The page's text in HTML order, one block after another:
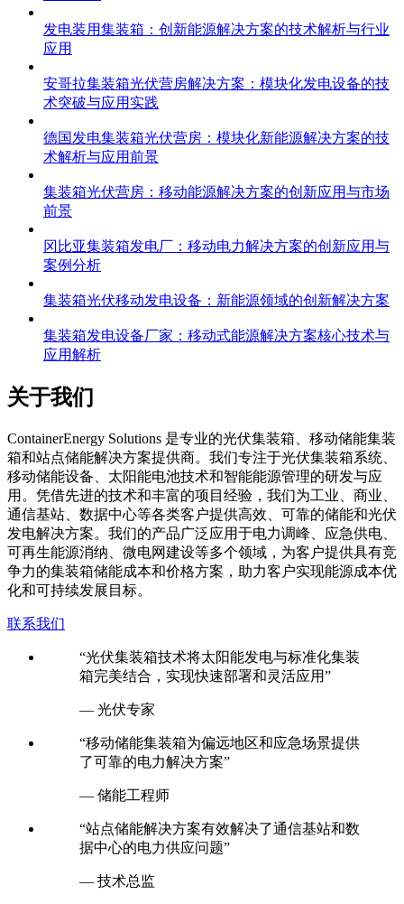
发电装用集装箱：创新能源解决方案的技术解析与行业
应用
安哥拉集装箱光伏营房解决方案：模块化发电设备的技
术突破与应用实践
德国发电集装箱光伏营房：模块化新能源解决方案的技
术解析与应用前景
集装箱光伏营房：移动能源解决方案的创新应用与市场
前景
冈比亚集装箱发电厂：移动电力解决方案的创新应用与
案例分析
集装箱光伏移动发电设备：新能源领域的创新解决方案
集装箱发电设备厂家：移动式能源解决方案核心技术与
应用解析
关于我们
ContainerEnergy Solutions 是专业的光伏集装箱、移动储能集装
箱和站点储能解决方案提供商。我们专注于光伏集装箱系统、
移动储能设备、太阳能电池技术和智能能源管理的研发与应
用。凭借先进的技术和丰富的项目经验，我们为工业、商业、
通信基站、数据中心等各类客户提供高效、可靠的储能和光伏
发电解决方案。我们的产品广泛应用于电力调峰、应急供电、
可再生能源消纳、微电网建设等多个领域，为客户提供具有竞
争力的集装箱储能成本和价格方案，助力客户实现能源成本优
化和可持续发展目标。
联系我们
“光伏集装箱技术将太阳能发电与标准化集装
箱完美结合，实现快速部署和灵活应用”
— 光伏专家
“移动储能集装箱为偏远地区和应急场景提供
了可靠的电力解决方案”
— 储能工程师
“站点储能解决方案有效解决了通信基站和数
据中心的电力供应问题”
— 技术总监